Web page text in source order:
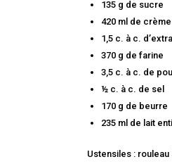
135 g de sucre
420 ml de crème
1,5 c. à c.
370 g de farine
3,5 c. à c. de
½ c. à c. de sel
170 g de beurre
235 ml de lait
Ustensiles :